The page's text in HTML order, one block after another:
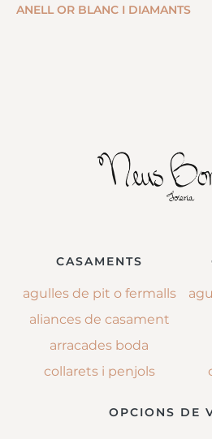
ANELL OR BLANC I DIAMANTS
CASAMENTS
agulles de pit o fermalls
aliances de casament
arracades boda
collarets i penjols
OPCIONS DE